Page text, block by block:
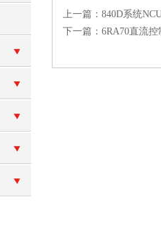
上一篇： 840D系统
下一篇： 6RA70直流